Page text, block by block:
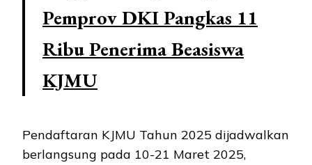
Pemprov DKI Pangkas 11
Ribu Penerima Beasiswa
KJMU
Pendaftaran KJMU Tahun 2025 dijadwalkan
berlangsung pada 10-21 Maret 2025,